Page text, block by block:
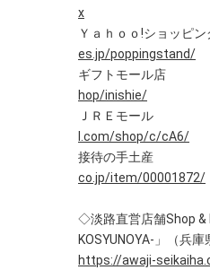
x
Ｙａｈｏｏ!ショッピ
es.jp/poppingstand/
ギフトモー
hop/inishie/
ＪＲＥモ
l.com/shop/c/cA6/
接待の手
co.jp/item/00001872/
◇淡路直営店舗Shop &
KOSYUNOYA-」（兵庫
https://awaji-